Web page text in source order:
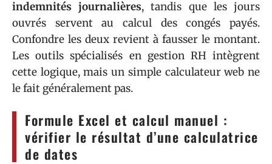
indemnités journalières, tandis que les jours
ouvrés servent au calcul des congés payés.
Confondre les deux revient à fausser le montant.
Les outils spécialisés en gestion RH intègrent
cette logique, mais un simple calculateur web ne
le fait généralement pas.
Formule Excel et calcul manuel :
vérifier le résultat d’une calculatrice
de dates